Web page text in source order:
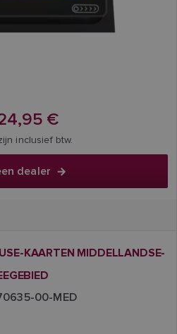
€
inclusief btw.
dealer
KAARTEN MIDDELLANDSE-
00-MED